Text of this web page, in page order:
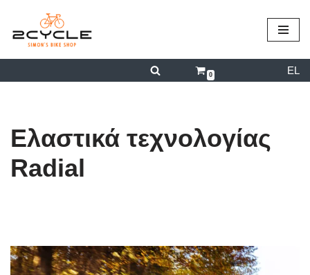
περιεχόμενο
Μεταπηδήστε
0 EL
Ελαστικά τεχνολογίας
Radial